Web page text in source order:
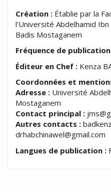
Création : Établie par la
l'Université Abdelhamid Ibn
Badis Mostaganem
Fréquence de
Éditeur en Chef : Kenza
Coordonnées et
Adresse : Université
Mostaganem
Contact principal :
Autres contacts :
drhabchinawel@gmail.com
Langues de publication :